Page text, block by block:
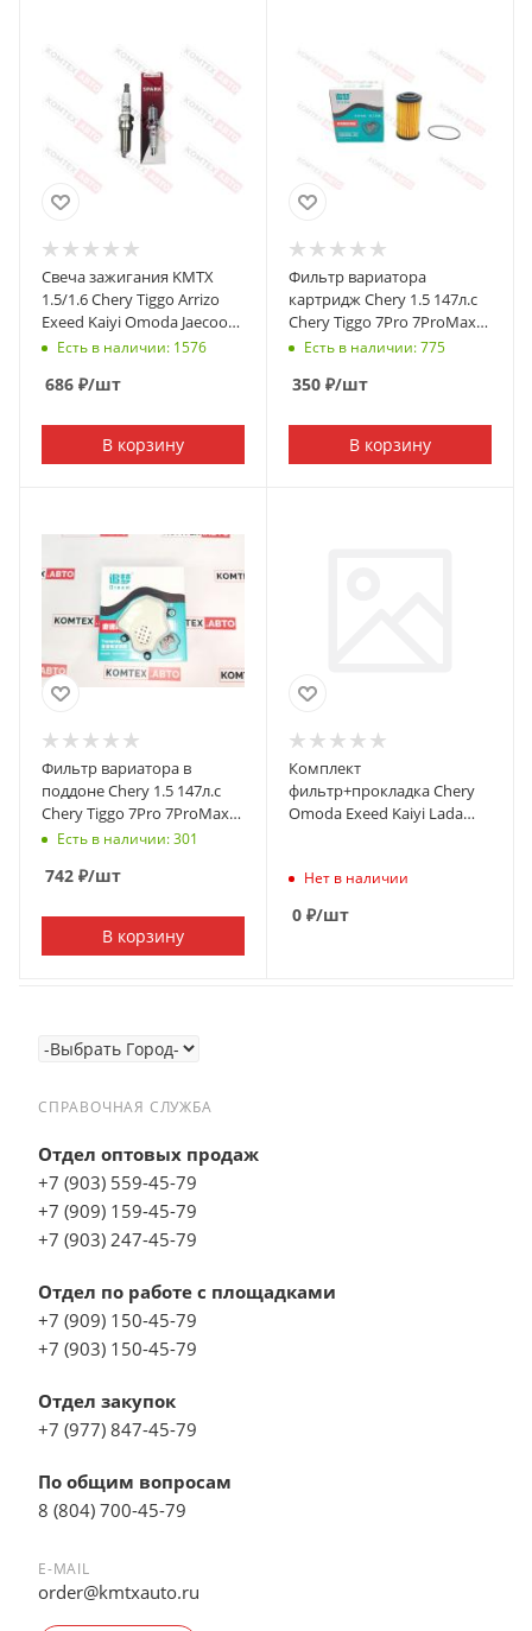
Свеча зажигания KMTX
1.5/1.6 Chery Tiggo Arrizo
Exeed Kaiyi Omoda Jaecoo
Jetour
Есть в наличии: 1576
686 ₽/шт
В корзину
Фильтр вариатора
картридж Chery 1.5 147л.с
Chery Tiggo 7Pro 7ProMax
4Pro Omoda C5/S5 Exeed LX
Есть в наличии: 775
350 ₽/шт
В корзину
Фильтр вариатора в
поддоне Chery 1.5 147л.с
Chery Tiggo 7Pro 7ProMax
4Pro Omoda C5/S5 Exeed LX
Есть в наличии: 301
742 ₽/шт
В корзину
Комплект
фильтр+прокладка Chery
Omoda Exeed Kaiyi Lada
Нет в наличии
0 ₽/шт
СПРАВОЧНАЯ СЛУЖБА
Отдел оптовых продаж
+7 (903) 559-45-79
+7 (909) 159-45-79
+7 (903) 247-45-79
Отдел по работе с площадками
+7 (909) 150-45-79
+7 (903) 150-45-79
Отдел закупок
+7 (977) 847-45-79
По общим вопросам
8 (804) 700-45-79
E-MAIL
order@kmtxauto.ru